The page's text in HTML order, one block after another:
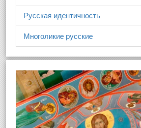
Русская идентичность
Многоликие русские